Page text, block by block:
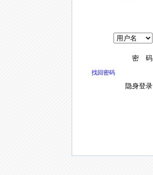
密 码
找回密码
隐身登录